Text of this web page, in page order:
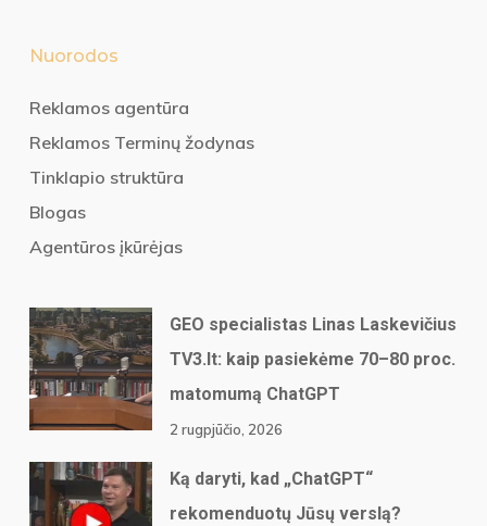
Nuorodos
Reklamos agentūra
Reklamos Terminų žodynas
Tinklapio struktūra
Blogas
Agentūros įkūrėjas
GEO specialistas Linas Laskevičius
TV3.lt: kaip pasiekėme 70–80 proc.
matomumą ChatGPT
2 rugpjūčio, 2026
Ką daryti, kad „ChatGPT“
rekomenduotų Jūsų verslą?